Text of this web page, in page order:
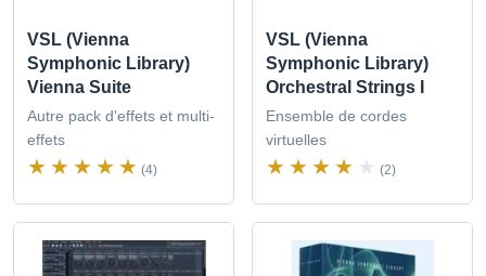
VSL (Vienna
Symphonic Library)
Vienna Suite
Autre pack d'effets et multi-
effets
(4)
VSL (Vienna
Symphonic Library)
Orchestral Strings I
Ensemble de cordes
virtuelles
(2)